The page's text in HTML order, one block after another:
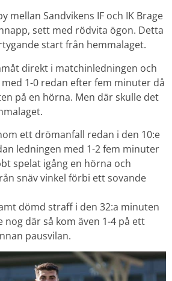
mellan Sandvikens IF och IK Brage
sett med rödvita ögon. Detta
start från hemmalaget.
direkt i matchinledningen och
1-0 redan efter fem minuter då
på en hörna. Men där skulle det
ett drömanfall redan i den 10:e
ledningen med 1-2 fem minuter
spelat igång en hörna och
snäv vinkel förbi ett sovande
dömd straff i den 32:a minuten
där så kom även 1-4 på ett
pausvilan.